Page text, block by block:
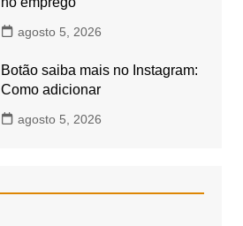
agosto 5, 2026
Botão saiba mais no Instagram:
Como adicionar
agosto 5, 2026